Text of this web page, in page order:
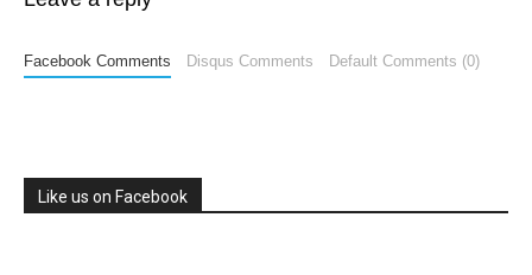
Facebook Comments Disqus Comments Default Comments (0)
Like us on Facebook